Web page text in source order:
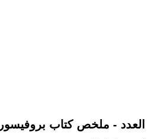
العدد - ملخص كتاب